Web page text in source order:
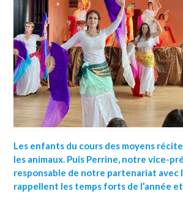
Les enfants du cours des moyens
les animaux. Puis Perrine, notre vice-
responsable de notre partenariat avec
rappellent les temps forts de l’année